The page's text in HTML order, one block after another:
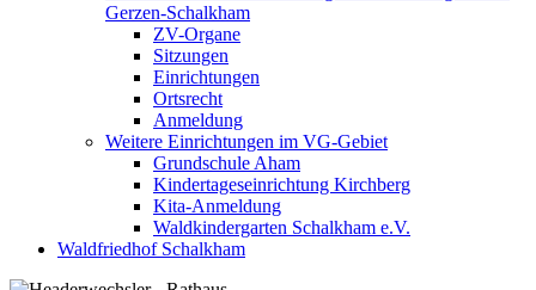
Gerzen-Schalkham
ZV-Organe
Sitzungen
Einrichtungen
Ortsrecht
Anmeldung
Weitere Einrichtungen im VG-Gebiet
Grundschule Aham
Kindertageseinrichtung Kirchberg
Kita-Anmeldung
Waldkindergarten Schalkham e.V.
Waldfriedhof Schalkham